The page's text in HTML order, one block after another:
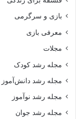
بازی و سرگرمی
معرفی بازی
مجلات
مجله رشد کودک
مجله رشد دانش‌آموز
مجله رشد نوآموز
مجله رشد جوان